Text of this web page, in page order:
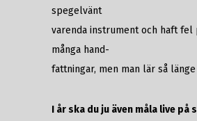
spegelvänt
varenda instrument och haft
många hand-
fattningar, men man lär så
I år ska du ju även måla live på